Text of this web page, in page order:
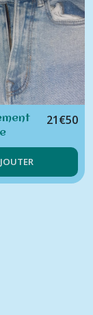
-
- jupe
non
21€50